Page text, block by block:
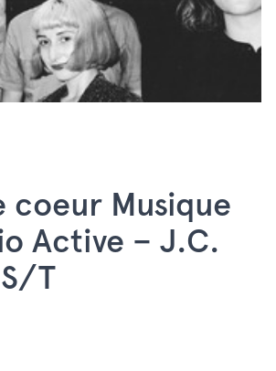
coeur Musique
Active – J.C.
T